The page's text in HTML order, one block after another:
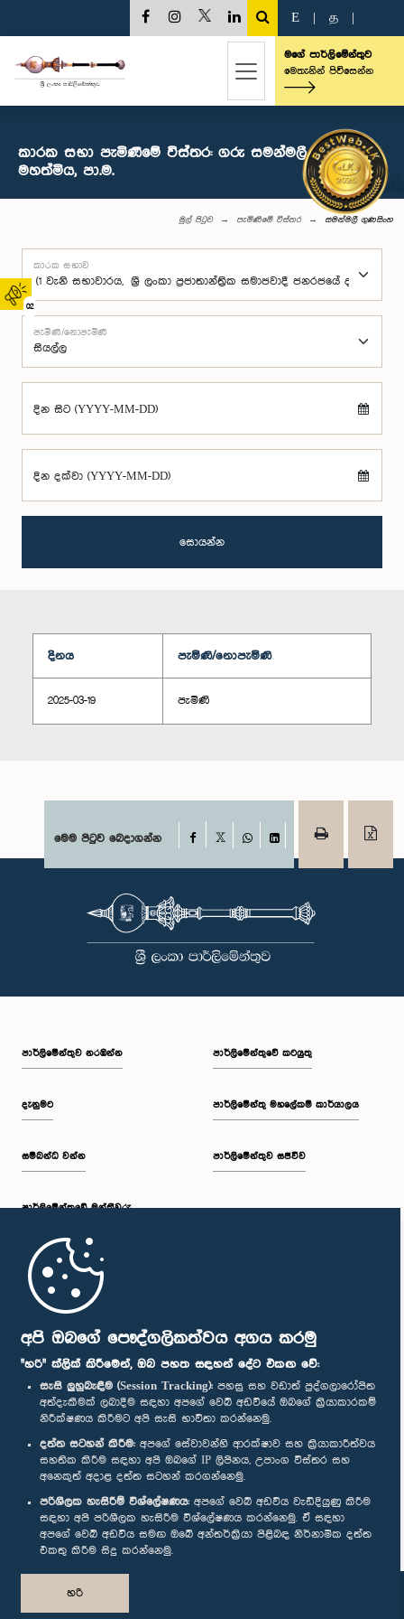
අපි ඔබගේ පෞද්ගලිකත්වය අගය කරමු
"හරි" ක්ලික් කිරීමෙන්, ඔබ පහත සඳහන් දේට එකඟ වේ:
සැසි ලුහුබැඳීම (Session Tracking): පහසු සහ වඩාත් පුද්ගලාරෝපිත
අත්දැකීමක් ලබාදීම සඳහා අපගේ වෙබ් අඩවියේ ඔබගේ ක්‍රියාකාරකම්
නිරීක්ෂණය කිරීමට අපි සැසි භාවිතා කරන්නෙමු.
දත්ත සටහන් කිරීම: අපගේ සේවාවන්හි ආරක්ෂාව සහ ක්‍රියාකාරීත්වය
සහතික කිරීම සඳහා අපි ඔබගේ IP ලිපිනය, උපාංග විස්තර සහ
අනෙකුත් අදාළ දත්ත සටහන් කරගන්නෙමු.
පරිශීලක හැසිරීම් විශ්ලේෂණය: අපගේ වෙබ් අඩවිය වැඩිදියුණු කිරීම
සඳහා අපි පරිශීලක හැසිරීම විශ්ලේෂණය කරන්නෙමු. ඒ සඳහා
අපගේ වෙබ් අඩවිය සමඟ ඔබේ අන්තර්ක්‍රියා පිළිබඳ නිර්නාමික දත්ත
එකතු කිරීම සිදු කරන්නෙමු.
හරි
02
E த
මගේ පාර්ලිමේන්තුව
මෙතැනින් පිවිසෙන්න
කාරක සභා පැමිණීමේ විස්තර: ගරු සමන්මලී ගුණසිංහ
මහත්මිය, පා.ම.
මුල් පිටුව පැමිණීමේ විස්තර සමන්මලී ගුණසිංහ
කාරක සභාව
පැමිණි/නොපැමිණි
දින සිට (YYYY-MM-DD)
දින දක්වා (YYYY-MM-DD)
සොයන්න
දිනය පැමිණි/නොපැමිණි
2025-03-19 පැමිණි
මෙම පිටුව බෙදාගන්න Facebook
WhatsAppLinkedIn
පාර්ලි‌මේන්තුව නරඹන්න
දැනුමට
සම්බන්ධ වන්න
පාර්ලි‌මේන්තුවේ මන්ත්‍රීවරු
මුල් පිටුව
පාර්ලිමේන්තුවේ කටයුතු
පාර්ලිමේන්තු මහලේකම් කාර්යාලය
පාර්ලිමේන්තුව සජීවීව
පාර්ලිමේන්තු ජංගම යෙදුම
අප හා සම්බන්ධ වී සිටින්න :
සම්මාන
පෞද්ගලිකත්ව ප්‍රතිපත්තිය